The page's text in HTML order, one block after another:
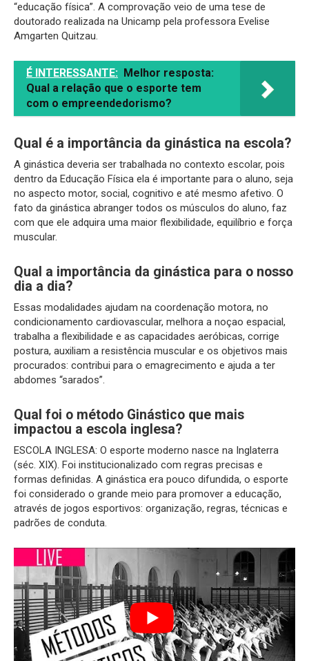
“educação física”. A comprovação veio de uma tese de
doutorado realizada na Unicamp pela professora Evelise
Amgarten Quitzau.
É INTERESSANTE: Melhor resposta:
Qual a relação que o esporte tem
com o empreendedorismo?
Qual é a importância da ginástica na escola?
A ginástica deveria ser trabalhada no contexto escolar, pois
dentro da Educação Física ela é importante para o aluno, seja
no aspecto motor, social, cognitivo e até mesmo afetivo. O
fato da ginástica abranger todos os músculos do aluno, faz
com que ele adquira uma maior flexibilidade, equilíbrio e força
muscular.
Qual a importância da ginástica para o nosso
dia a dia?
Essas modalidades ajudam na coordenação motora, no
condicionamento cardiovascular, melhora a noçao espacial,
trabalha a flexibilidade e as capacidades aeróbicas, corrige
postura, auxiliam a resistência muscular e os objetivos mais
procurados: contribui para o emagrecimento e ajuda a ter
abdomes “sarados”.
Qual foi o método Ginástico que mais
impactou a escola inglesa?
ESCOLA INGLESA: O esporte moderno nasce na Inglaterra
(séc. XIX). Foi institucionalizado com regras precisas e
formas definidas. A ginástica era pouco difundida, o esporte
foi considerado o grande meio para promover a educação,
através de jogos esportivos: organização, regras, técnicas e
padrões de conduta.